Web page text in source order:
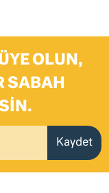
OLUN,
SABAH
Kaydet